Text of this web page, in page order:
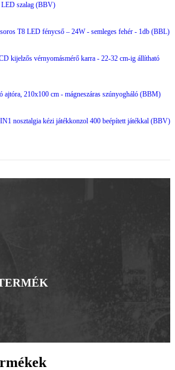
LED szalag (BBV)
T8 LED fénycső – 24W - semleges fehér - 1db (BBL)
kijelzős vérnyomásmérő karra - 22-32 cm-ig állítható
ajtóra, 210x100 cm - mágneszáras szúnyogháló (BBM)
nosztalgia kézi játékkonzol 400 beépített játékkal (BBV)